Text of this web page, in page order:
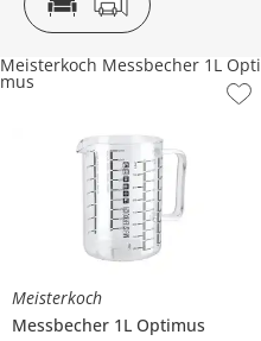
Meisterkoch
Messbecher 1L Optimus
Meisterkoch Messbecher 1L Opti
mus